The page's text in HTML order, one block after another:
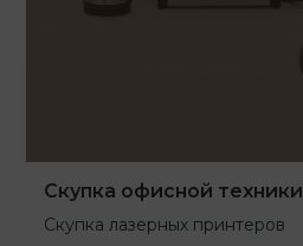
Скупка офисной техники
Скупка лазерных принтеров